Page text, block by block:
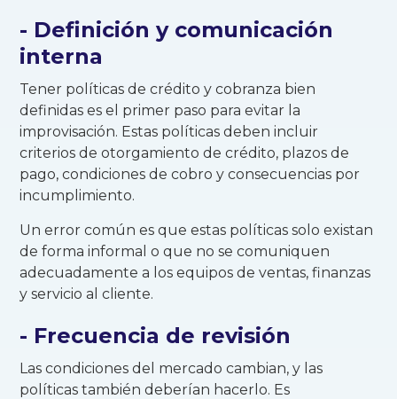
- Definición y comunicación
interna
Tener políticas de crédito y cobranza bien
definidas es el primer paso para evitar la
improvisación. Estas políticas deben incluir
criterios de otorgamiento de crédito, plazos de
pago, condiciones de cobro y consecuencias por
incumplimiento.
Un error común es que estas políticas solo existan
de forma informal o que no se comuniquen
adecuadamente a los equipos de ventas, finanzas
y servicio al cliente.
- Frecuencia de revisión
Las condiciones del mercado cambian, y las
políticas también deberían hacerlo. Es